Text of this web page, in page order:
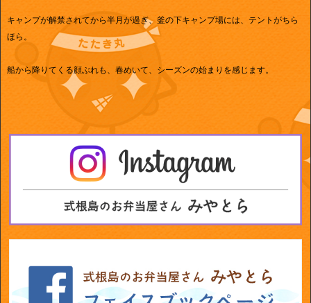
キャンプが解禁されてから半月が過ぎ、釜の下キャンプ場には、テントがちら
ほら。
船から降りてくる顔ぶれも、春めいて、シーズンの始まりを感じます。